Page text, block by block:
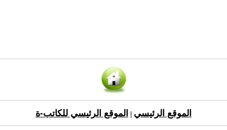
الموقع الرئيسي الموقع الرئيسي للكاتب-ة